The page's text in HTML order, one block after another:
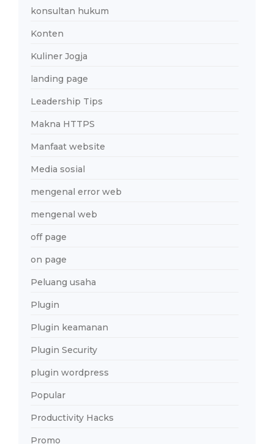
konsultan hukum
Konten
Kuliner Jogja
landing page
Leadership Tips
Makna HTTPS
Manfaat website
Media sosial
mengenal error web
mengenal web
off page
on page
Peluang usaha
Plugin
Plugin keamanan
Plugin Security
plugin wordpress
Popular
Productivity Hacks
Promo